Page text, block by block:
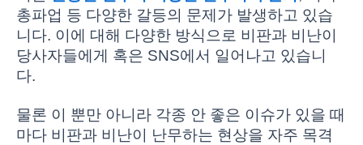
총파업 등 다양한 갈등의 문제가 발생하고 있습
니다. 이에 대해 다양한 방식으로 비판과 비난이
당사자들에게 혹은 SNS에서 일어나고 있습니
다.
물론 이 뿐만 아니라 각종 안 좋은 이슈가 있을 때
마다 비판과 비난이 난무하는 현상을 자주 목격